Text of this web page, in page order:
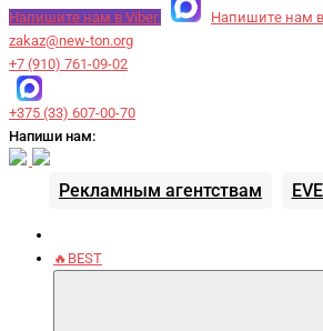
Напишите нам в Viber
Напишите нам
zakaz@new-ton.org
+7 (910) 761-09-02
+375 (33) 607-00-70
Напиши нам:
Рекламным агентствам
🔥BEST